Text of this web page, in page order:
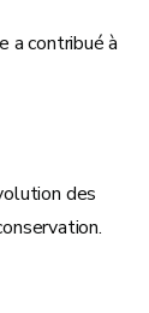
a contribué à
des